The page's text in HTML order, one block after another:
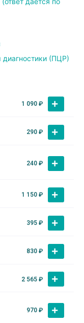
диагностики (ПЦР)
1 090 ₽
290 ₽
240 ₽
1 150 ₽
395 ₽
830 ₽
2 565 ₽
970 ₽